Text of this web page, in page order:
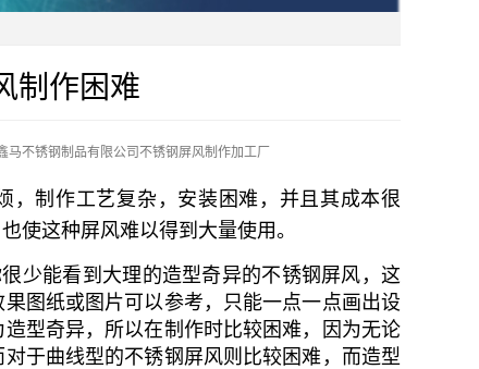
制作困难
马不锈钢制品有限公司不锈钢屏风制作加工厂
，制作工艺复杂，安装困难，并且其成本很
使这种屏风难以得到大量使用。
少能看到大理的造型奇异的不锈钢屏风，这
图纸或图片可以参考，只能一点一点画出设
型奇异，所以在制作时比较困难，因为无论
于曲线型的不锈钢屏风则比较困难，而造型